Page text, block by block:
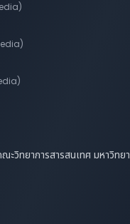
ะวิทยาการสารสนเทศ มหาวิทย